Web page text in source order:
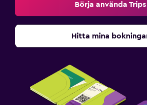
Börja använda Trips
Hitta mina